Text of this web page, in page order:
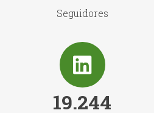
Seguidores
19.244